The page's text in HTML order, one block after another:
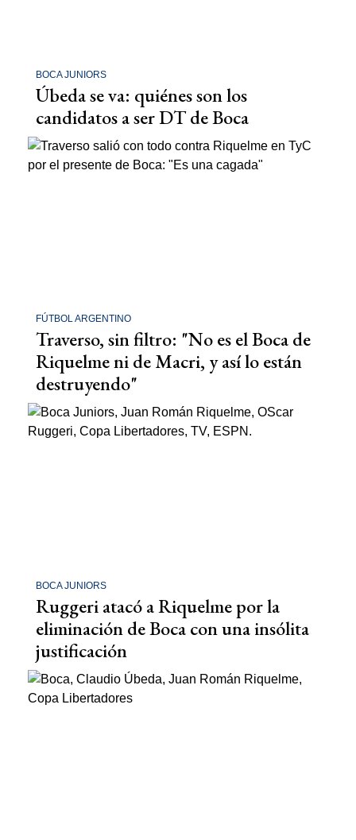
BOCA JUNIORS
Úbeda se va: quiénes son los
candidatos a ser DT de Boca
FÚTBOL ARGENTINO
Traverso, sin filtro: "No es el Boca de
Riquelme ni de Macri, y así lo están
destruyendo"
BOCA JUNIORS
Ruggeri atacó a Riquelme por la
eliminación de Boca con una insólita
justificación